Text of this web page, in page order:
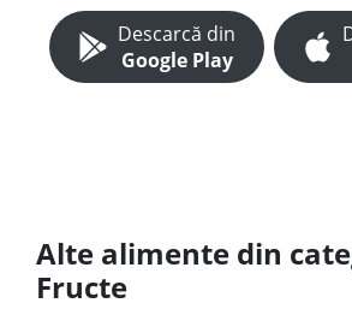
Descarcă din
Google Play
Alte alimente din
Fructe